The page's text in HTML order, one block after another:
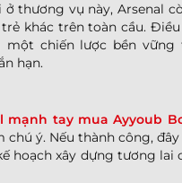
thương vụ này, Arsenal
khác trên toàn cầu.
một chiến lược bền vững
hạn.
mạnh tay mua Ayyoub
ý. Nếu thành công, đây
hoạch xây dựng tương lai